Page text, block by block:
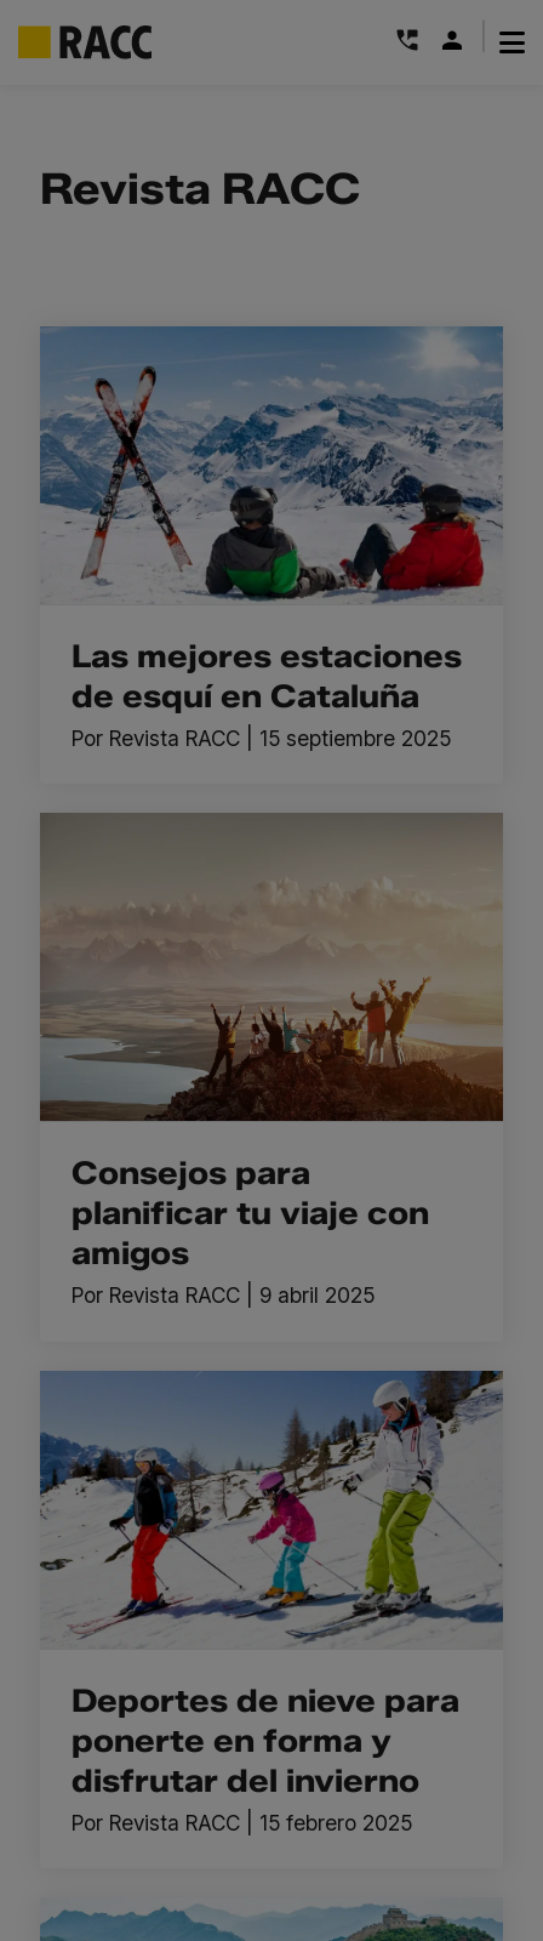
Revista RACC
Las mejores estaciones
de esquí en Cataluña
Por Revista RACC 15 septiembre 2025
Consejos para
planificar tu viaje con
amigos
Por Revista RACC 9 abril 2025
Deportes de nieve para
ponerte en forma y
disfrutar del invierno
Por Revista RACC 15 febrero 2025